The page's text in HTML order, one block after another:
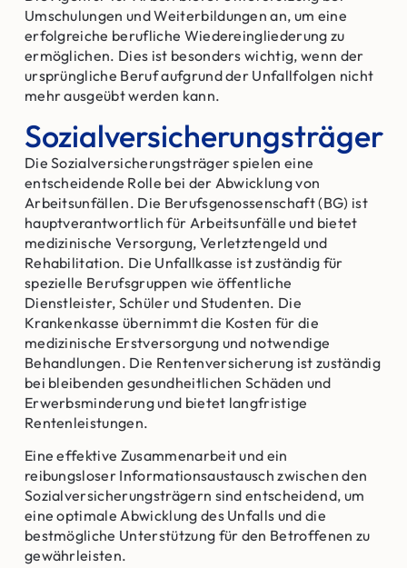
Umschulungen und Weiterbildungen an, um eine
erfolgreiche berufliche Wiedereingliederung zu
ermöglichen. Dies ist besonders wichtig, wenn der
ursprüngliche Beruf aufgrund der Unfallfolgen nicht
mehr ausgeübt werden kann.
Sozialversicherungsträger
Die Sozialversicherungsträger spielen eine
entscheidende Rolle bei der Abwicklung von
Arbeitsunfällen. Die Berufsgenossenschaft (BG) ist
hauptverantwortlich für Arbeitsunfälle und bietet
medizinische Versorgung, Verletztengeld und
Rehabilitation. Die Unfallkasse ist zuständig für
spezielle Berufsgruppen wie öffentliche
Dienstleister, Schüler und Studenten. Die
Krankenkasse übernimmt die Kosten für die
medizinische Erstversorgung und notwendige
Behandlungen. Die Rentenversicherung ist zuständig
bei bleibenden gesundheitlichen Schäden und
Erwerbsminderung und bietet langfristige
Rentenleistungen.
Eine effektive Zusammenarbeit und ein
reibungsloser Informationsaustausch zwischen den
Sozialversicherungsträgern sind entscheidend, um
eine optimale Abwicklung des Unfalls und die
bestmögliche Unterstützung für den Betroffenen zu
gewährleisten.